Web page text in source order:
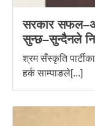
सरकार
सुन्छ–सुन्दैनले
श्रम सँस्कृति
हर्क साम्पाङले[...]